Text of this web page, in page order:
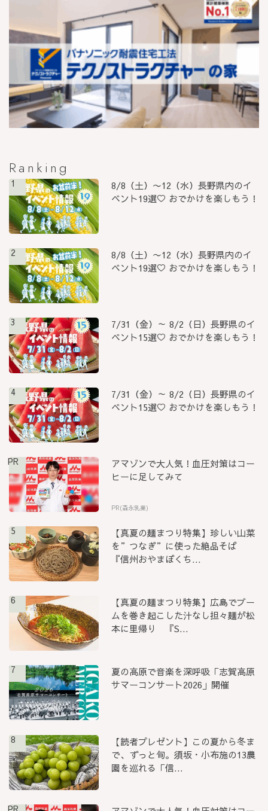
Ranking
1
8/8（土）〜12（水）長野県内のイ
ベント19選♡ おでかけを楽しもう！
2
8/8（土）〜12（水）長野県内のイ
ベント19選♡ おでかけを楽しもう！
3
7/31（金）～ 8/2（日）長野県のイ
ベント15選♡ おでかけを楽しもう！
4
7/31（金）～ 8/2（日）長野県のイ
ベント15選♡ おでかけを楽しもう！
PR
アマゾンで大人気！血圧対策はコー
ヒーに足してみて
PR(森永乳業)
5
【真夏の麺まつり特集】珍しい山菜
を”つなぎ”に使った絶品そば
『信州おやまぼくち...
6
【真夏の麺まつり特集】広島でブー
ムを巻き起こした汁なし担々麺が松
本に里帰り 『S...
7
夏の高原で音楽を深呼吸「志賀高原
サマーコンサート2026」開催
8
【読者プレゼント】この夏から冬ま
で、ずっと旬。須坂・小布施の13農
園を巡れる「信...
PR